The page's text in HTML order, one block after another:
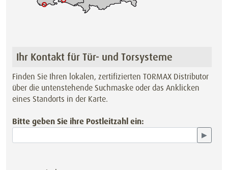
Ihr Kontakt für Tür- und Torsysteme
Finden Sie Ihren lokalen, zertifizierten TORMAX Distributor
über die untenstehende Suchmaske oder das Anklicken
eines Standorts in der Karte.
Bitte geben Sie ihre Postleitzahl ein:
▶